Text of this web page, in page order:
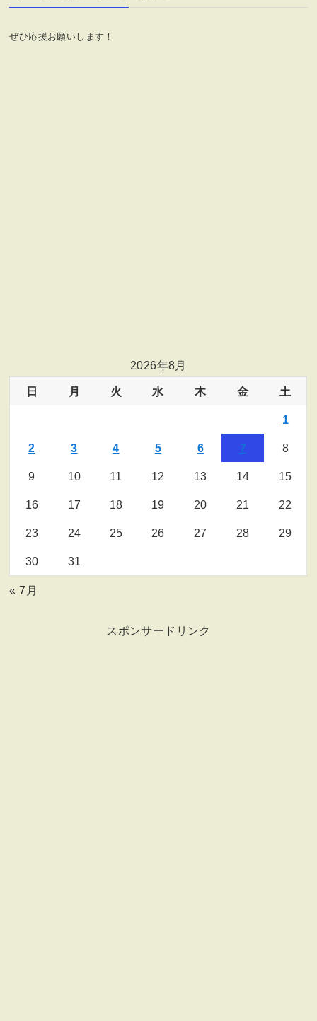
ー
ぜひ応援お願いします！
2026年8月
日 月 火 水 木 金 土
1
2 3 4 5 6 7 8
9 10 11 12 13 14 15
16 17 18 19 20 21 22
23 24 25 26 27 28 29
30 31
« 7月
スポンサードリンク